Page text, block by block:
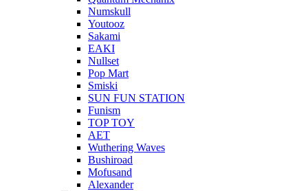
Numskull
Youtooz
Sakami
EAKI
Nullset
Pop Mart
Smiski
SUN FUN STATION
Funism
TOP TOY
AET
Wuthering Waves
Bushiroad
Mofusand
Alexander